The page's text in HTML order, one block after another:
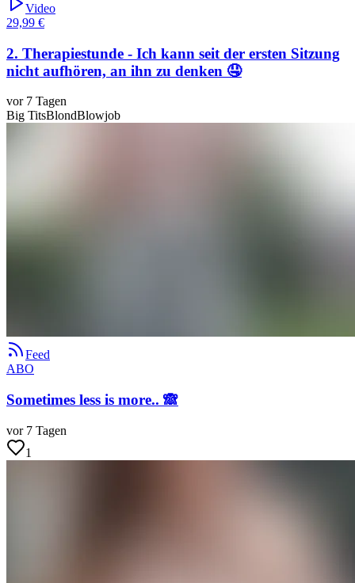
Video
29,99 €
2. Therapiestunde - Ich kann seit der ersten Sitzung
nicht aufhören, an ihn zu denken 🤤
vor 7 Tagen
Big TitsBlondBlowjob
Feed
ABO
Sometimes less is more.. 🙈
vor 7 Tagen
1